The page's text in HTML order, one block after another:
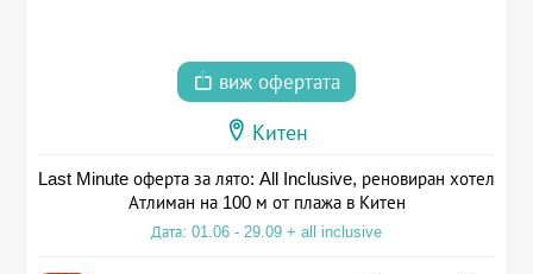
виж офертата
Китен
Last Minute оферта за лято: All Inclusive, реновиран хотел
Атлиман на 100 м от плажа в Китен
Дата: 01.06 - 29.09 + all inclusive